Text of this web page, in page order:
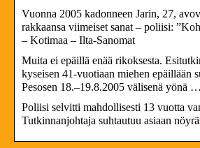
Vuonna 2005 kadonneen Jarin, 27,
rakkaansa viimeiset sanat – poliisi:
– Kotimaa – Ilta-Sanomat
Muita ei epäillä enää rikoksesta.
kyseisen 41-vuotiaan miehen epäillään
Pesosen 18.–19.8.2005 välisenä yönä …
Poliisi selvitti mahdollisesti 13 vuotta
Tutkinnanjohtaja suhtautuu asiaan